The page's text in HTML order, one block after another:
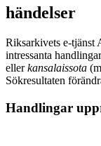
händelser
Riksarkivets e-tjänst
intressanta
ellerkansalaissota
Sökresultaten
Handlingar